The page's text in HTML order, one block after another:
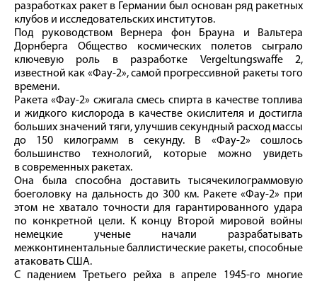
разработках ракет в Германии был основан ряд ракетных
клубов и исследовательских институтов.
Под руководством Вернера фон Брауна и Вальтера
Дорнберга Общество космических полетов сыграло
ключевую роль в разработке Vergeltungswaffe 2,
известной как «Фау‑2», самой прогрессивной ракеты того
времени.
Ракета «Фау‑2» сжигала смесь спирта в качестве топлива
и жидкого кислорода в качестве окислителя и достигла
больших значений тяги, улучшив секундный расход массы
до 150 килограмм в секунду. В «Фау‑2» сошлось
большинство технологий, которые можно увидеть
в современных ракетах.
Она была способна доставить тысячекилограммовую
боеголовку на дальность до 300 км. Ракете «Фау‑2» при
этом не хватало точности для гарантированного удара
по конкретной цели. К концу Второй мировой войны
немецкие ученые начали разрабатывать
межконтинентальные баллистические ракеты, способные
атаковать США.
С падением Третьего рейха в апреле 1945‑го многие